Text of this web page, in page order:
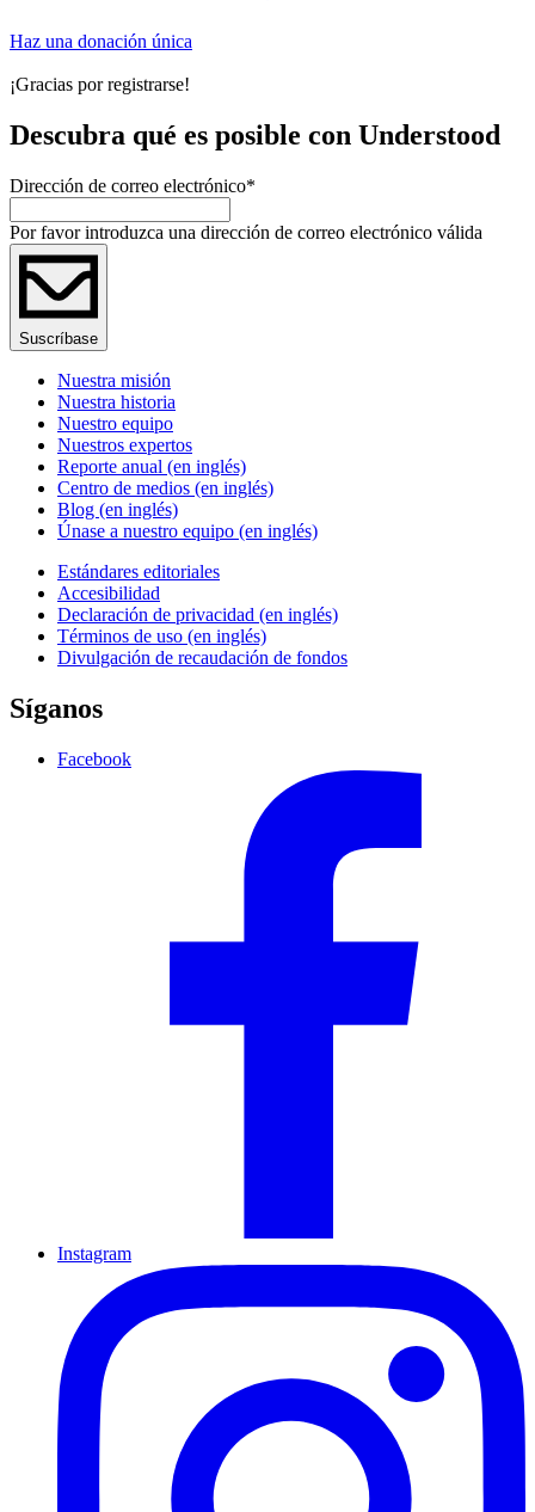
Haz una donación única
¡Gracias por registrarse!
Descubra qué es posible con Understood
Dirección de correo electrónico*
Por favor introduzca una dirección de correo electrónico válida
Suscríbase
Nuestra misión
Nuestra historia
Nuestro equipo
Nuestros expertos
Reporte anual (en inglés)
Centro de medios (en inglés)
Blog (en inglés)
Únase a nuestro equipo (en inglés)
Estándares editoriales
Accesibilidad
Declaración de privacidad (en inglés)
Términos de uso (en inglés)
Divulgación de recaudación de fondos
Síganos
Facebook
Instagram